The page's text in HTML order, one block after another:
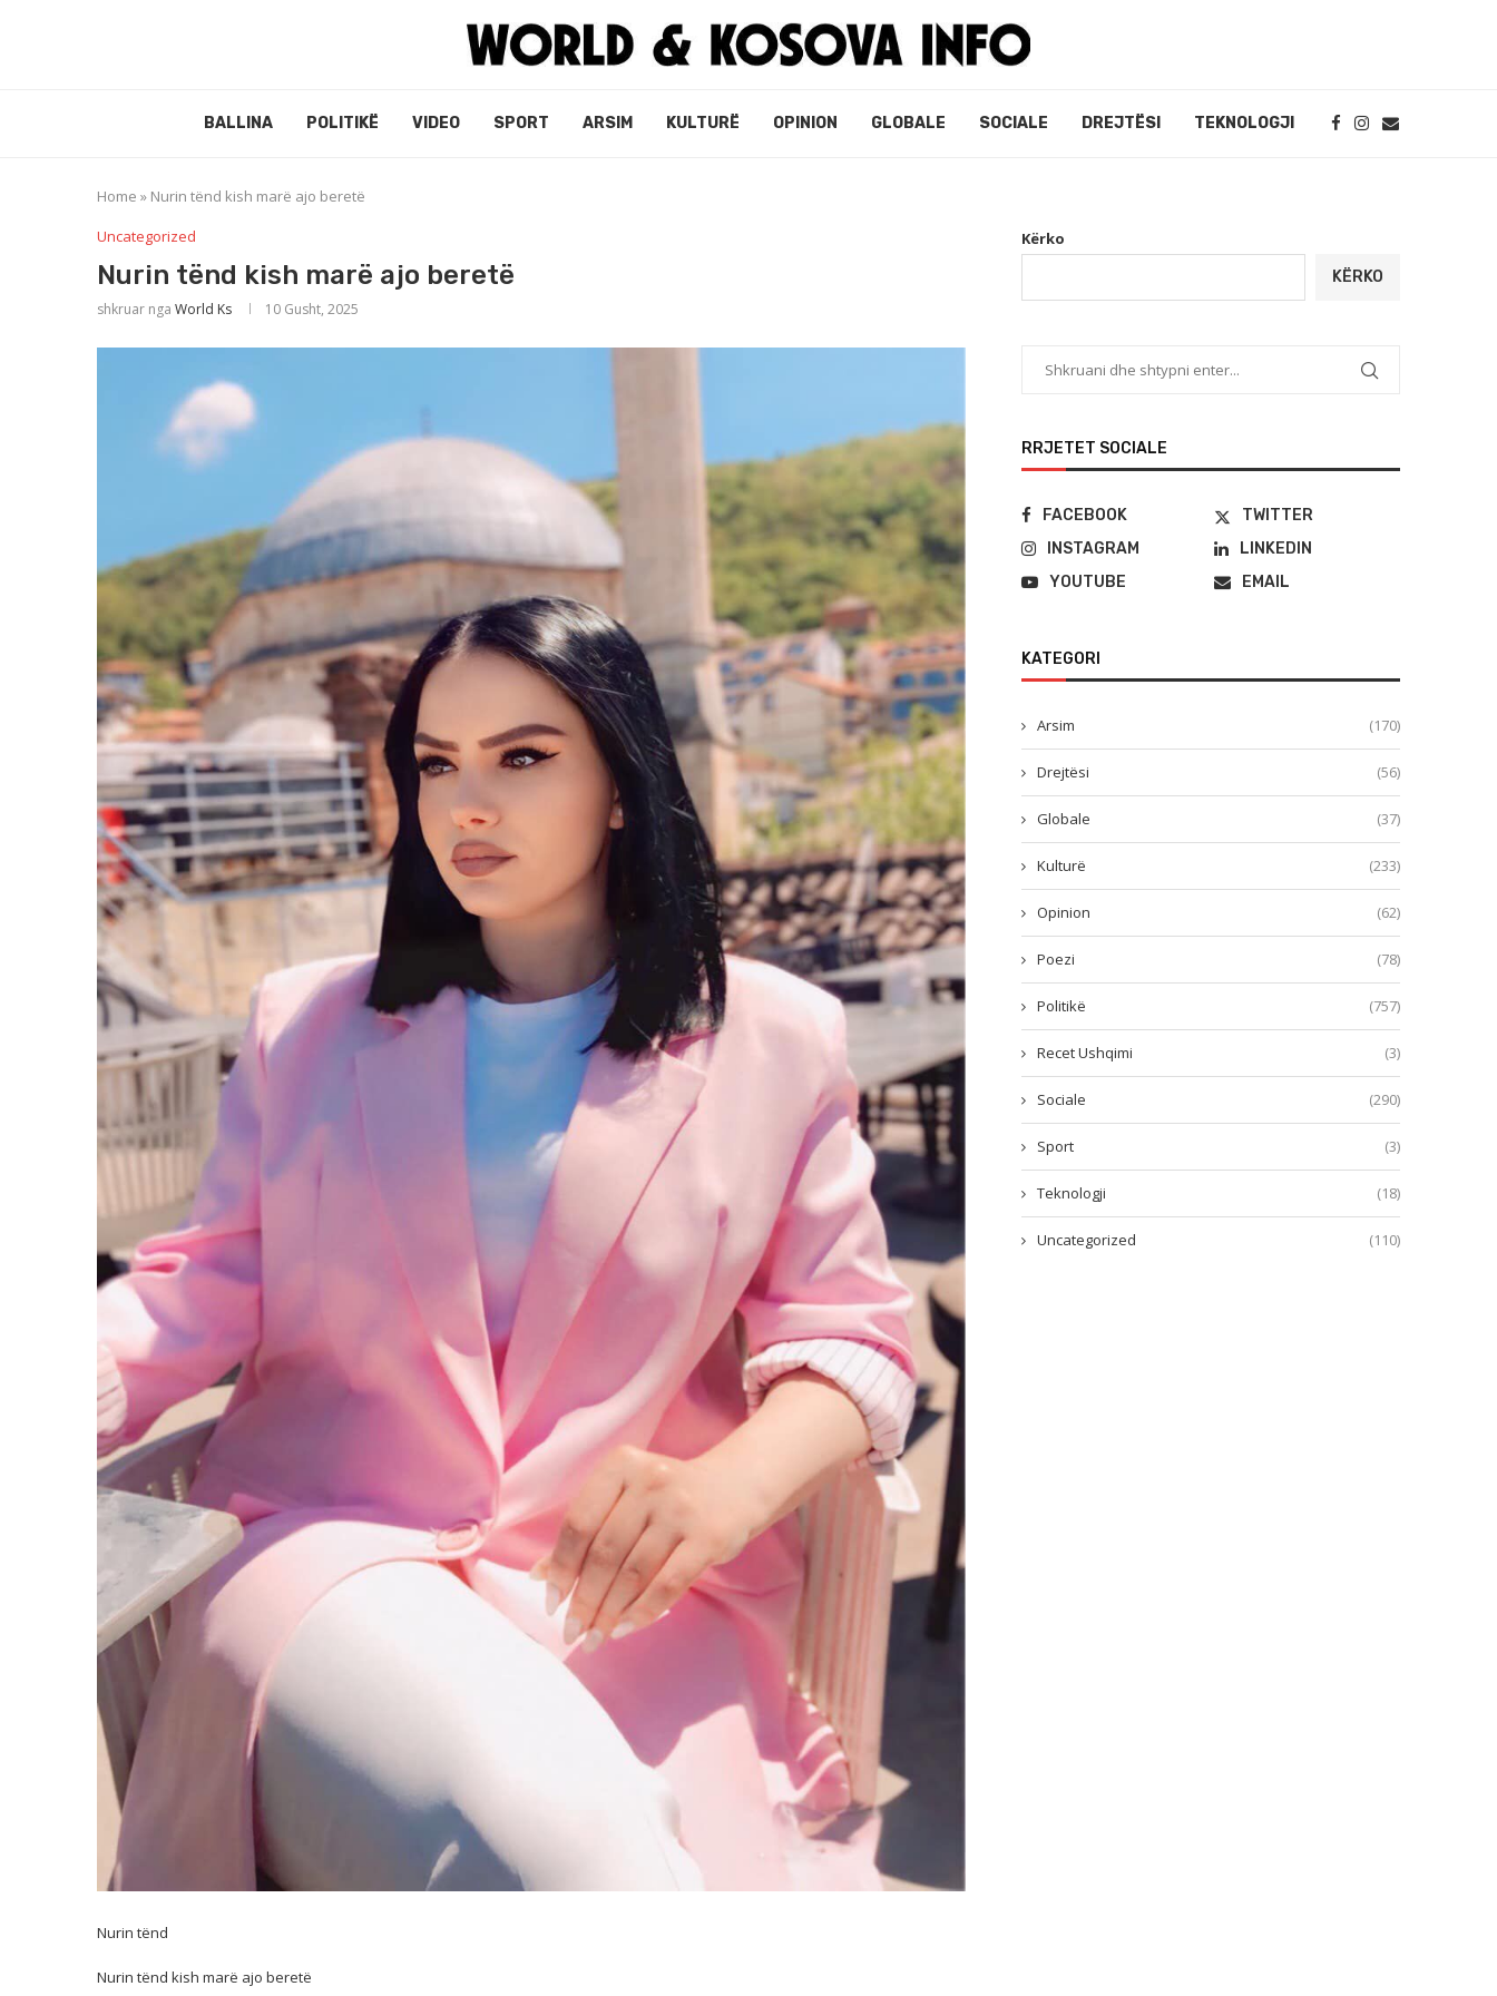
BALLINA POLITIKË VIDEO SPORT ARSIM KULTURË OPINION GLOBALE SOCIALE DREJTËSI TEKNOLOGJI
Home » Nurin tënd kish marë ajo beretë
Uncategorized
Nurin tënd kish marë ajo beretë
shkruar nga World Ks 10 Gusht, 2025
Nurin tënd
Nurin tënd kish marë ajo beretë
Kërko
KËRKO
RRJETET SOCIALE
FACEBOOK
TWITTER
INSTAGRAM
LINKEDIN
YOUTUBE
EMAIL
KATEGORI
Arsim (170)
Drejtësi (56)
Globale (37)
Kulturë (233)
Opinion (62)
Poezi (78)
Politikë (757)
Recet Ushqimi (3)
Sociale (290)
Sport (3)
Teknologji (18)
Uncategorized (110)